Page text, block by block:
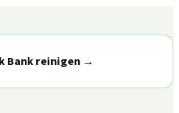
Bank reinigen→